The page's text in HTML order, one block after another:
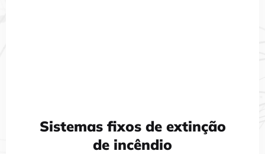
Sistemas fixos de extinção
de incêndio